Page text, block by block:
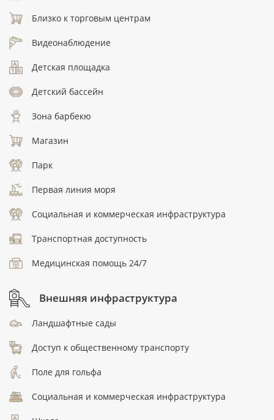
Близко к торговым центрам
Видеонаблюдение
Детская площадка
Детский бассейн
Зона барбекю
Магазин
Парк
Первая линия моря
Социальная и коммерческая инфраструктура
Транспортная доступность
Медицинская помощь 24/7
Внешняя инфраструктура
Ландшафтные сады
Доступ к общественному транспорту
Поле для гольфа
Социальная и коммерческая инфраструктура